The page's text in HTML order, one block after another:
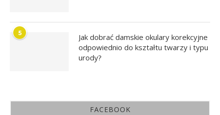
5
Jak dobrać damskie okulary korekcyjne
odpowiednio do kształtu twarzy i typu
urody?
FACEBOOK